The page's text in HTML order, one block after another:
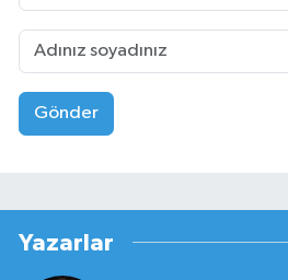
Gönder
Yazarlar